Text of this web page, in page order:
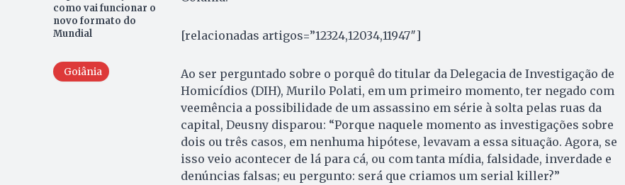
como vai funcionar o
novo formato do
Mundial
Goiânia
[relacionadas artigos=”12324,12034,11947″]
Ao ser perguntado sobre o porquê do titular da Delegacia de Investigação de
Homicídios (DIH), Murilo Polati, em um primeiro momento, ter negado com
veemência a possibilidade de um assassino em série à solta pelas ruas da
capital, Deusny disparou: “Porque naquele momento as investigações sobre
dois ou três casos, em nenhuma hipótese, levavam a essa situação. Agora, se
isso veio acontecer de lá para cá, ou com tanta mídia, falsidade, inverdade e
denúncias falsas; eu pergunto: será que criamos um serial killer?”